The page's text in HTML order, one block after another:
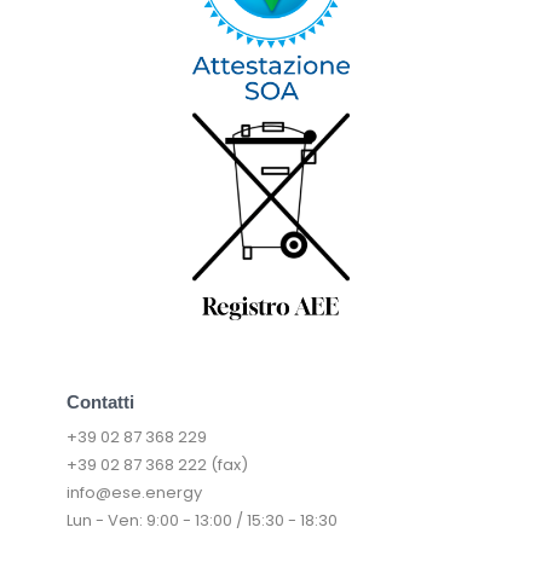
Contatti
+39 02 87 368 229
+39 02 87 368 222 (fax)
info@ese.energy
Lun - Ven: 9:00 - 13:00 / 15:30 - 18:30